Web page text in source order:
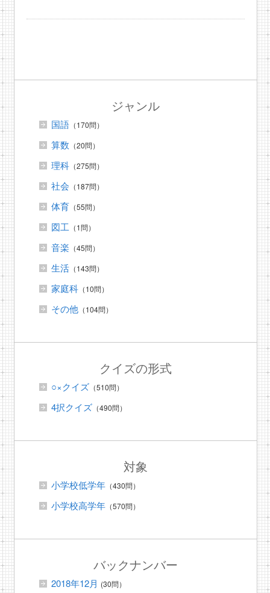
ジャンル
国語（170問）
算数 （20問）
理科（275問）
社会 （187問）
体育（55問）
図工 （1問）
音楽 （45問）
生活（143問）
家庭科（10問）
その他（104問）
クイズの形式
○×クイズ（510問）
4択クイズ（490問）
対象
小学校低学年（430問）
小学校高学年（570問）
バックナンバー
2018年12月 (30問）